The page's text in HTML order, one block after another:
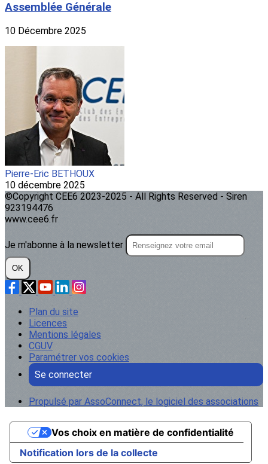
Assemblée Générale
10 Décembre 2025
Pierre-Eric BETHOUX
10 décembre 2025
©Copyright CEE6 2023-2025 - All Rights Reserved - Siren
923194476
www.cee6.fr
Je m'abonne à la newsletter
OK
Plan du site
Licences
Mentions légales
CGUV
Paramétrer vos cookies
Se connecter
Propulsé par AssoConnect, le logiciel des associations
Notification lors de la collecte
Vos choix en matière de confidentialité